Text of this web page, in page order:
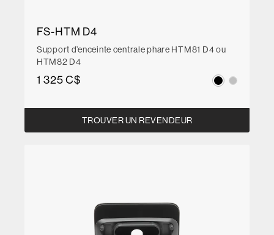
FS-HTM D4
Support d’enceinte centrale phare HTM81 D4 ou
HTM82 D4
1 325 C$
TROUVER UN REVENDEUR